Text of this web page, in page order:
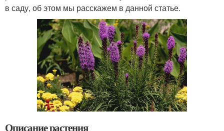
в саду, об этом мы расскажем в данной статье.
Описание растения